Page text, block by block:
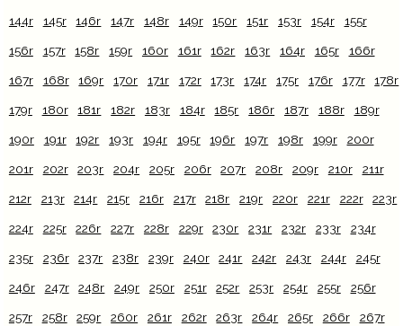
144r 145r 146r 147r 148r 149r 150r 151r 153r 154r 155r
156r 157r 158r 159r 160r 161r 162r 163r 164r 165r 166r
167r 168r 169r 170r 171r 172r 173r 174r 175r 176r 177r 178r
179r 180r 181r 182r 183r 184r 185r 186r 187r 188r 189r
190r 191r 192r 193r 194r 195r 196r 197r 198r 199r 200r
201r 202r 203r 204r 205r 206r 207r 208r 209r 210r 211r
212r 213r 214r 215r 216r 217r 218r 219r 220r 221r 222r 223r
224r 225r 226r 227r 228r 229r 230r 231r 232r 233r 234r
235r 236r 237r 238r 239r 240r 241r 242r 243r 244r 245r
246r 247r 248r 249r 250r 251r 252r 253r 254r 255r 256r
257r 258r 259r 260r 261r 262r 263r 264r 265r 266r 267r